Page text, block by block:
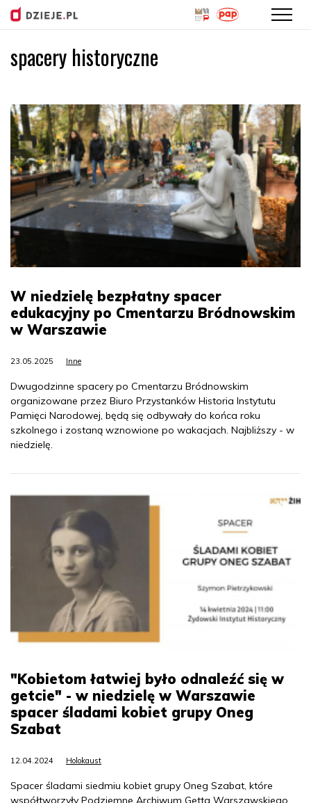
Przejdź
do
spacery historyczne
W niedzielę bezpłatny spacer
edukacyjny po Cmentarzu Bródnowskim
w Warszawie
23.05.2025 Inne
Dwugodzinne spacery po Cmentarzu Bródnowskim
organizowane przez Biuro Przystanków Historia Instytutu
Pamięci Narodowej, będą się odbywały do końca roku
szkolnego i zostaną wznowione po wakacjach. Najbliższy - w
niedzielę.
"Kobietom łatwiej było odnaleźć się w
getcie" - w niedzielę w Warszawie
spacer śladami kobiet grupy Oneg
Szabat
12.04.2024 Holokaust
Spacer śladami siedmiu kobiet grupy Oneg Szabat, które
współtworzyły Podziemne Archiwum Getta Warszawskiego,